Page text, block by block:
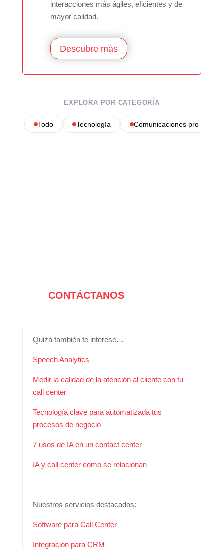
interacciones más ágiles, eficientes y de
mayor calidad.
Descubre más
EXPLORA POR CATEGORÍA
Todo Tecnología Comunicaciones
CONTÁCTANOS
Quizá también te interese…
Speech Analytics
Medir la calidad de la atención al cliente con tu
call center
Tecnología clave para automatizada tus
procesos de negocio
7 usos de IA en un contact center
IA y call center como se relacionan
Nuestros servicios destacados:
Software para Call Center
Integración para CRM